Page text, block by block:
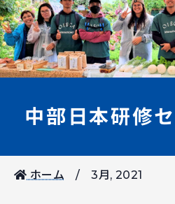
中部日本研修
ホーム 3月, 2021